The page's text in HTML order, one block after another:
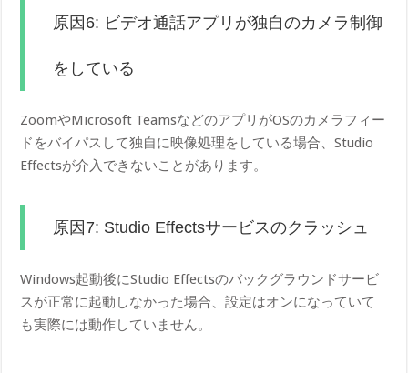
原因6: ビデオ通話アプリが独自のカメラ制御
をしている
ZoomやMicrosoft TeamsなどのアプリがOSのカメラフィー
ドをバイパスして独自に映像処理をしている場合、Studio
Effectsが介入できないことがあります。
原因7: Studio Effectsサービスのクラッシュ
Windows起動後にStudio Effectsのバックグラウンドサービ
スが正常に起動しなかった場合、設定はオンになっていて
も実際には動作していません。